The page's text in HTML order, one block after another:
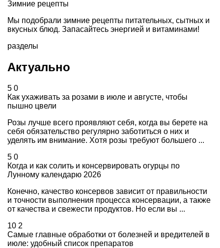
Зимние рецепты
Мы подобрали зимние рецепты питательных, сытных и
вкусных блюд. Запасайтесь энергией и витаминами!
разделы
Актуально
5 0
Как ухаживать за розами в июле и августе, чтобы
пышно цвели
Розы лучше всего проявляют себя, когда вы берете на
себя обязательство регулярно заботиться о них и
уделять им внимание. Хотя розы требуют большего ...
5 0
Когда и как солить и консервировать огурцы по
Лунному календарю 2026
Конечно, качество консервов зависит от правильности
и точности выполнения процесса консервации, а также
от качества и свежести продуктов. Но если вы ...
10 2
Самые главные обработки от болезней и вредителей в
июле: удобный список препаратов